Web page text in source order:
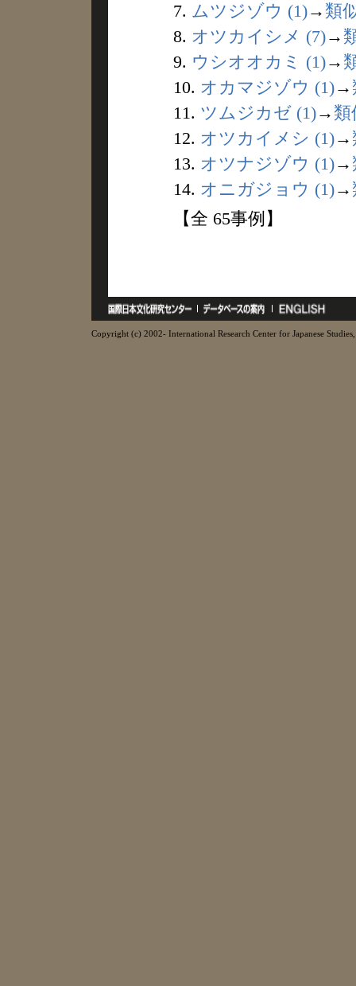
7. ムツジゾウ (1)→ 類
8. オツカイシメ (7)→
9. ウシオオカミ (1)→
10. オカマジゾウ (1)→
11. ツムジカゼ (1)→ 類
12. オツカイメシ (1)→
13. オツナジゾウ (1)→
14. オニガジョウ (1)→
【全 65事例】
Copyright (c) 2002- International Research Center for Japanese